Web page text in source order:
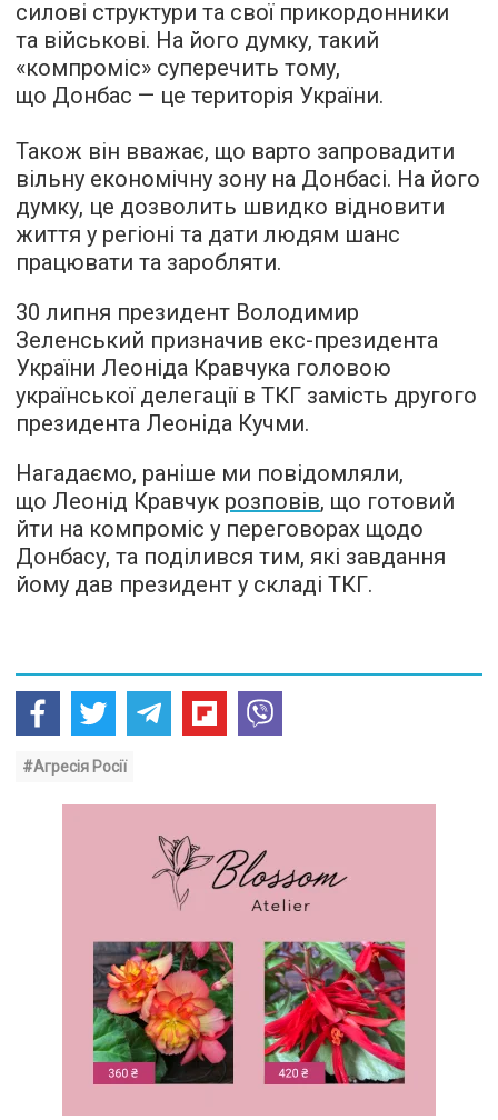
силові структури та свої прикордонники
та військові. На його думку, такий
«компроміс» суперечить тому,
що Донбас — це територія України.
Також він вважає, що варто запровадити
вільну економічну зону на Донбасі. На його
думку, це дозволить швидко відновити
життя у регіоні та дати людям шанс
працювати та заробляти.
30 липня президент Володимир
Зеленський призначив екс-президента
України Леоніда Кравчука головою
української делегації в ТКГ замість другого
президента Леоніда Кучми.
Нагадаємо, раніше ми повідомляли,
що Леонід Кравчук розповів, що готовий
йти на компроміс у переговорах щодо
Донбасу, та поділився тим, які завдання
йому дав президент у складі ТКГ.
#Агресія Росії